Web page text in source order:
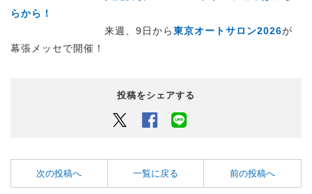
らから！
来週、9日から東京オートサロン2026が
幕張メッセで開催！
投稿をシェアする
Twitter Facebook
次の投稿へ 一覧に戻る 前の投稿へ